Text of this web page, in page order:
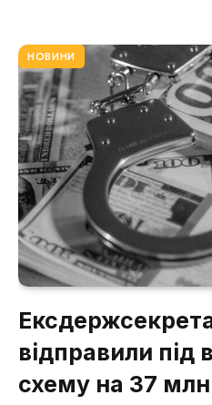
НОВИНИ
відправили під
схему на 37